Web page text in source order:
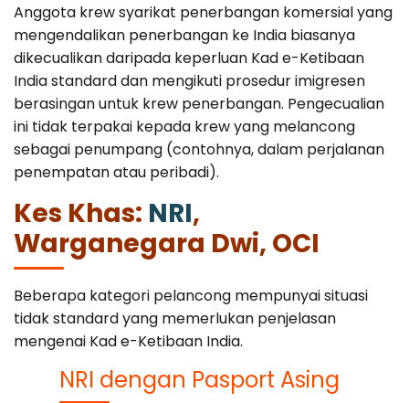
Anggota krew syarikat penerbangan komersial yang
mengendalikan penerbangan ke India biasanya
dikecualikan daripada keperluan Kad e-Ketibaan
India standard dan mengikuti prosedur imigresen
berasingan untuk krew penerbangan. Pengecualian
ini tidak terpakai kepada krew yang melancong
sebagai penumpang (contohnya, dalam perjalanan
penempatan atau peribadi).
Kes Khas: NRI,
Warganegara Dwi, OCI
Beberapa kategori pelancong mempunyai situasi
tidak standard yang memerlukan penjelasan
mengenai Kad e-Ketibaan India.
NRI dengan Pasport Asing